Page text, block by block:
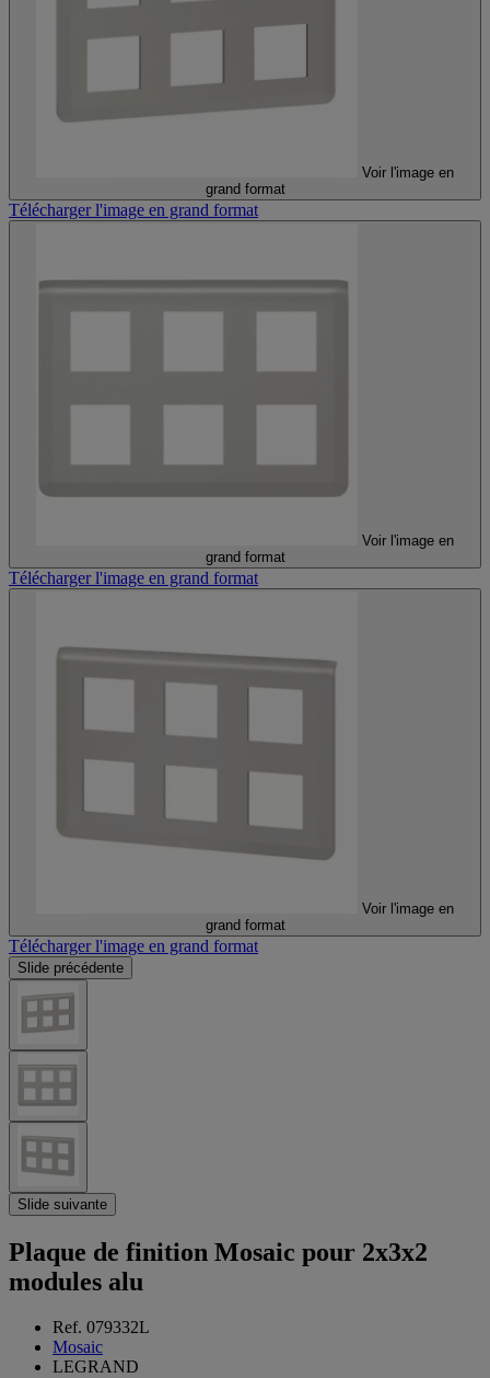
Voir l'image en
grand format
Télécharger l'image en grand format
Voir l'image en
grand format
Télécharger l'image en grand format
Voir l'image en
grand format
Télécharger l'image en grand format
Slide précédente
Slide suivante
Plaque de finition Mosaic pour 2x3x2
modules alu
Ref. 079332L
Mosaic
LEGRAND